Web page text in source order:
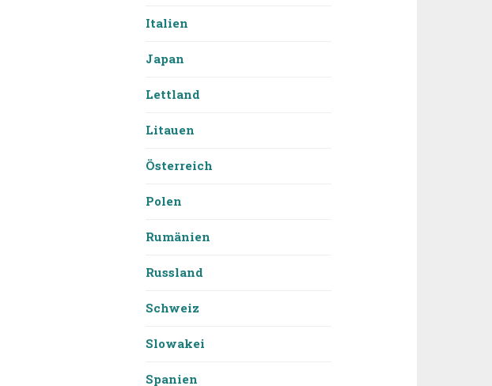
Italien
Japan
Lettland
Litauen
Österreich
Polen
Rumänien
Russland
Schweiz
Slowakei
Spanien